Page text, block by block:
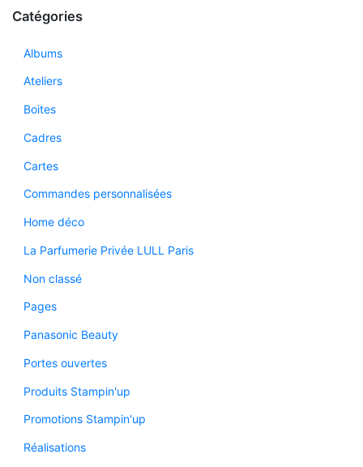
Catégories
Albums
Ateliers
Boites
Cadres
Cartes
Commandes personnalisées
Home déco
La Parfumerie Privée LULL Paris
Non classé
Pages
Panasonic Beauty
Portes ouvertes
Produits Stampin'up
Promotions Stampin'up
Réalisations